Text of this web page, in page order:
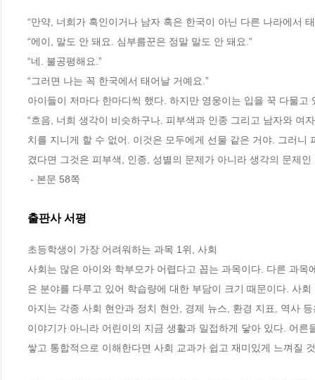
“만약, 너희가 흑인이거나 남자 혹은 한국이 아닌 다른 나라에서
“에이, 말도 안 돼요. 심부름꾼은 정말 말도 안 돼요.”
“네. 불공평해요.”
“그러면 나는 꼭 한국에서 태어날 거예요.”
아이들이 저마다 한마디씩 했다. 하지만 영웅이는 입을 꾹 다물
“흐음, 너희 생각이 비슷하구나. 피부색과 인종 그리고 남자와 여
치를 지니게 할 수 없어. 이것은 모두에게 선물 같은 거야. 그러
겼다면 그것은 피부색, 인종, 성별의 문제가 아니라 생각의 문제인
- 본문 58쪽
출판사 서평
초등학생이 가장 어려워하는 과목 1위, 사회
사회는 많은 아이와 학부모가 어렵다고 꼽는 과목이다. 다른 과
은 분야를 다루고 있어 학습량에 대한 부담이 크기 때문이다. 사
아지는 각종 사회 현안과 정치 현안, 경제 뉴스, 환경 지표, 역사
이야기가 아니라 어린이의 지금 생활과 밀접하게 닿아 있다. 어
쌓고 통합적으로 이해한다면 사회 교과가 쉽고 재미있게 느껴질